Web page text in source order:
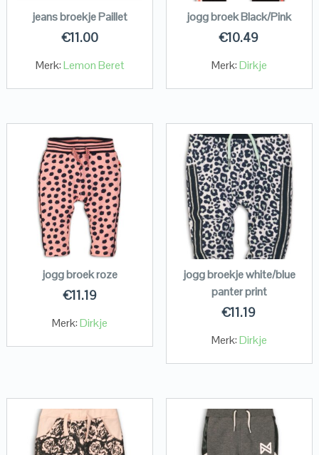
jeans broekje Paillet
€11.00
Merk:Lemon Beret
jogg broek Black/Pink
€10.49
Merk:Dirkje
jogg broek roze
€11.19
Merk:Dirkje
jogg broekje white/blue
panter print
€11.19
Merk:Dirkje